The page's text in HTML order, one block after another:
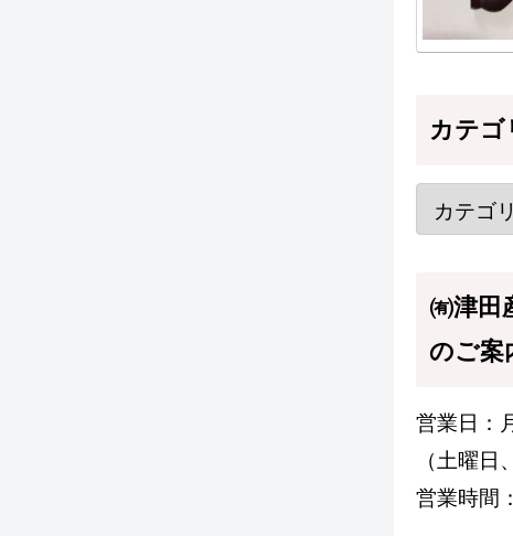
カテゴ
㈲津田
のご案
営業日：
（土曜日
営業時